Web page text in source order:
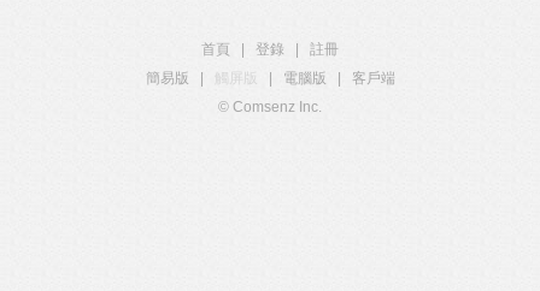
首頁 登錄
註冊
簡易版
觸屏版 電腦版
客戶端
© Comsenz Inc.